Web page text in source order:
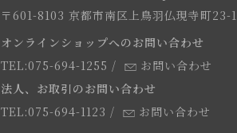
〒601-8103 京都市南区上鳥羽仏現寺町23-1
オンラインショップへのお問い合わせ
TEL:075-694-1255 /
お問い合わせ
法人、お取引のお問い合わせ
TEL:075-694-1123 / お問い合わせ